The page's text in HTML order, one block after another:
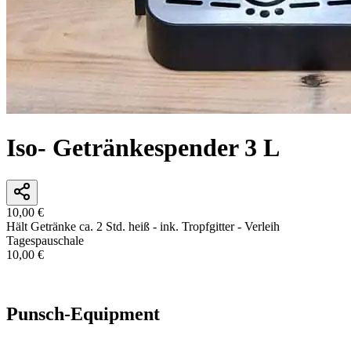
Iso- Getränkespender 3 L
10,00 €
Hält Getränke ca. 2 Std. heiß - ink. Tropfgitter - Verleih
Tagespauschale
10,00 €
Punsch-Equipment